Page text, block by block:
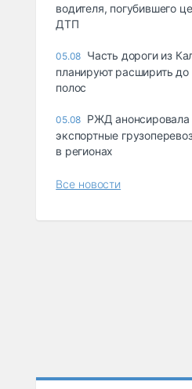
водителя, погубившего
ДТП
05.08 Часть дороги из
планируют расширить до
полос
05.08 РЖД анонсировала
экспортные
в регионах
Все новости